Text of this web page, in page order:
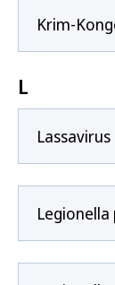
Krim-
L
Lassavirus